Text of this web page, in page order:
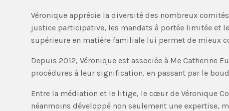
Véronique apprécie la diversité des nombreux
justice participative, les mandats à portée limitée et
supérieure en matière familiale lui permet de mieux
Depuis 2012, Véronique est associée à Me Catherine
procédures à leur signification, en passant par le
Entre la médiation et le litige, le cœur de Véronique
néanmoins développé non seulement une expertise,